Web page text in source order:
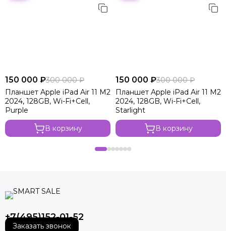
150 000 ₽300 000 ₽
Планшет Apple iPad Air 11 M2
2024, 128GB, Wi-Fi+Cell,
Purple
В корзину
150 000 ₽300 000 ₽
Планшет Apple iPad Air 11 M2
2024, 128GB, Wi-Fi+Cell,
Starlight
В корзину
+7(495)152-01-52
Заказать звонок